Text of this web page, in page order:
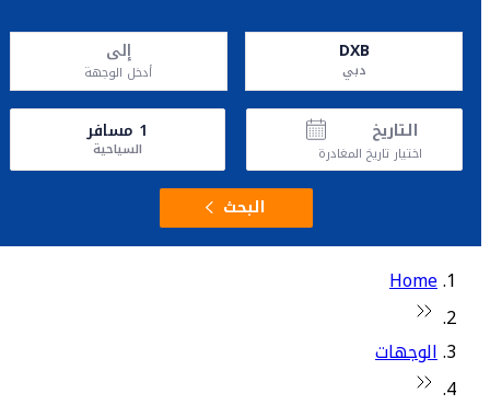
DXB
دبي
إلى
أدخل الوجهة
التاريخ
اختيار تاريخ المغادرة
1 مسافر
السياحية
البحث
Home
الوجهات